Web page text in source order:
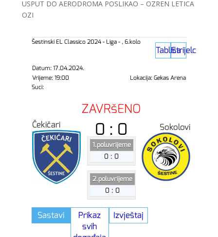
USPUT DO AERODROMA POSLIKAO – OZREN LETICA
OZI